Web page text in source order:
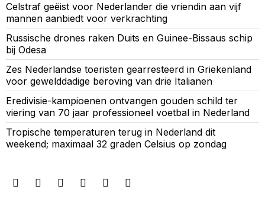
Celstraf geëist voor Nederlander die vriendin aan vijf
mannen aanbiedt voor verkrachting
Russische drones raken Duits en Guinee-Bissaus schip
bij Odesa
Zes Nederlandse toeristen gearresteerd in Griekenland
voor gewelddadige beroving van drie Italianen
Eredivisie-kampioenen ontvangen gouden schild ter
viering van 70 jaar professioneel voetbal in Nederland
Tropische temperaturen terug in Nederland dit
weekend; maximaal 32 graden Celsius op zondag